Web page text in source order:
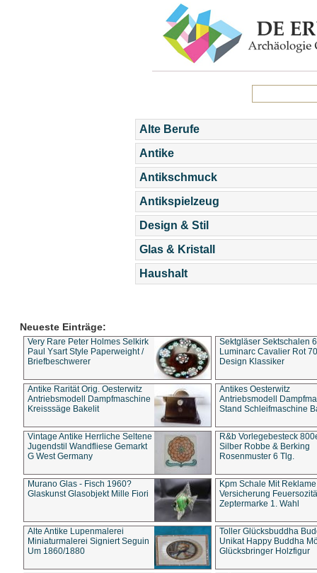
Alte Berufe
Antike
Antikschmuck
Antikspielzeug
Design & Stil
Glas & Kristall
Haushalt
Neueste Einträge:
Very Rare Peter Holmes Selkirk
Paul Ysart Style Paperweight /
Briefbeschwerer
Sektgläser Sektschalen
Luminarc Cavalier Rot
Design Klassiker
Antike Rarität Orig. Oesterwitz
Antriebsmodell Dampfmaschine
Kreisssäge Bakelit
Antikes Oesterwitz
Antriebsmodell
Stand Schleifmaschine
Vintage Antike Herrliche Seltene
Jugendstil Wandfliese Gemarkt
G West Germany
R&b Vorlegebesteck
Silber Robbe & Berking
Rosenmuster 6 Tlg.
Murano Glas - Fisch 1960?
Glaskunst Glasobjekt Mille Fiori
Kpm Schale Mit Reklame
Versicherung
Zeptermarke 1. Wahl
Alte Antike Lupenmalerei
Miniaturmalerei Signiert Seguin
Um 1860/1880
Toller Glücksbuddha
Unikat Happy Buddha
Glücksbringer Holzfigur